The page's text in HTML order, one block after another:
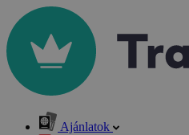
Ajánlatok